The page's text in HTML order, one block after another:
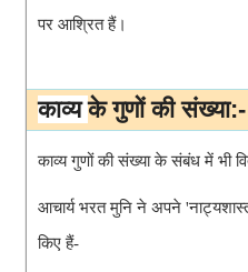
पर आश्रित हैं।
काव्य के गुणों की संख्या:-
काव्य गुणों की संख्या के संबंध में भी
आचार्य भरत मुनि ने अपने
किए हैं-